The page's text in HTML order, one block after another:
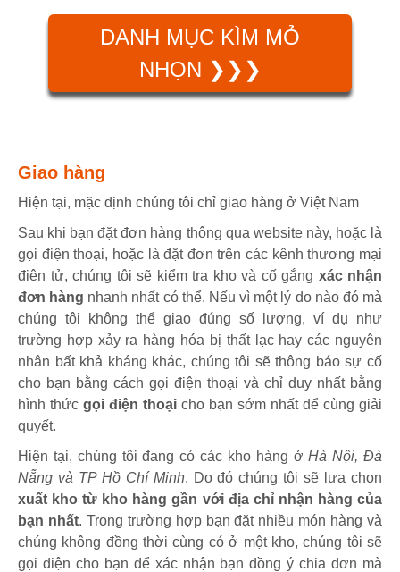
DANH MỤC KÌM MỎ
NHỌN ❯❯❯
Giao hàng
Hiện tại, mặc định chúng tôi chỉ giao hàng ở Việt Nam
Sau khi bạn đặt đơn hàng thông qua website này, hoặc là
gọi điện thoại, hoặc là đặt đơn trên các kênh thương mại
điện tử, chúng tôi sẽ kiểm tra kho và cố gắng xác nhận
đơn hàng nhanh nhất có thể. Nếu vì một lý do nào đó mà
chúng tôi không thể giao đúng số lượng, ví dụ như
trường hợp xảy ra hàng hóa bị thất lạc hay các nguyên
nhân bất khả kháng khác, chúng tôi sẽ thông báo sự cố
cho bạn bằng cách gọi điện thoại và chỉ duy nhất bằng
hình thức gọi điện thoại cho bạn sớm nhất để cùng giải
quyết.
Hiện tại, chúng tôi đang có các kho hàng ởHà Nội, Đà
Nẵng và TP Hồ Chí Minh. Do đó chúng tôi sẽ lựa chọn
xuất kho từ kho hàng gần với địa chỉ nhận hàng của
bạn nhất. Trong trường hợp bạn đặt nhiều món hàng và
chúng không đồng thời cùng có ở một kho, chúng tôi sẽ
gọi điện cho bạn để xác nhận bạn đồng ý chia đơn mà